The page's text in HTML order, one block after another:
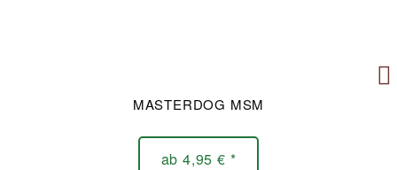
MASTERDOG MSM
ab 4,95 € *